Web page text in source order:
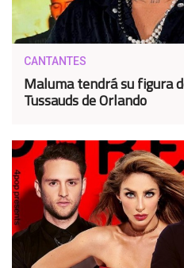
CANTANTES
Maluma tendrá su figura
Tussauds de Orlando